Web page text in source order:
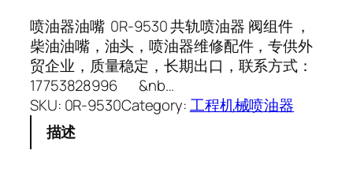
喷油器油嘴 0R-9530 共轨喷油器 阀组件 ，
柴油油嘴，油头，喷油器维修配件，专供外
贸企业，质量稳定，长期出口，联系方式：
17753828996 &nb…
SKU: 0R-9530Category:工程机械喷油器
描述